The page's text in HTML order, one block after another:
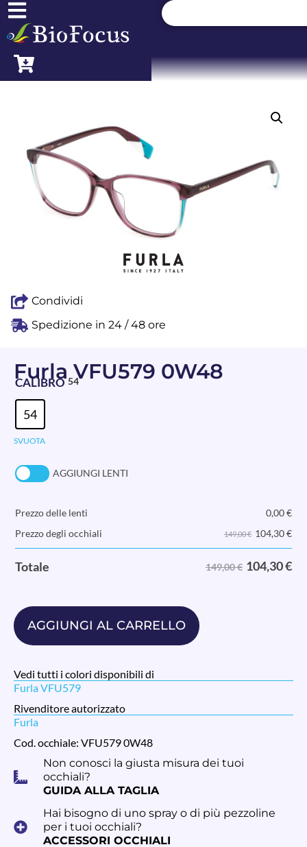
Condividi
Spedizione in 24 / 48 ore
Furla VFU579 0W48
CALIBRO 54
54
SVUOTA
AGGIUNGI LENTI
Prezzo delle lenti 0,00€
Prezzo degli occhiali
149,00 € 104,30€
Totale 149,00 € 104,30€
AGGIUNGI AL CARRELLO
Vedi tutti i colori disponibili di
Furla VFU579
Rivenditore autorizzato
Furla
Cod. occhiale: VFU579 0W48
Non conosci la giusta misura dei tuoi
occhiali?
GUIDA ALLA TAGLIA
Hai bisogno di uno spray o di più pezzoline
per i tuoi occhiali?
ACCESSORI OCCHIALI